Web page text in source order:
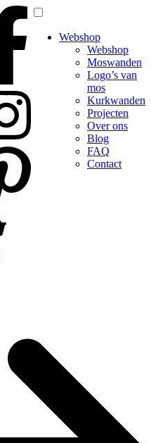
Webshop
Webshop
Moswanden
Logo’s van
mos
Kurkwanden
Projecten
Over ons
Blog
FAQ
Contact